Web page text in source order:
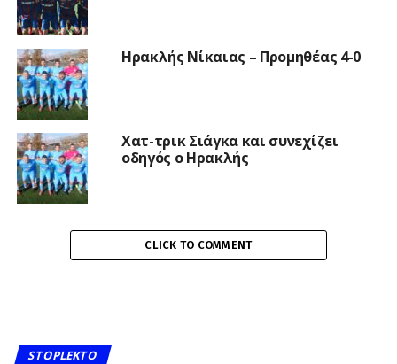
Ηρακλής Νίκαιας – Προμηθέας 4-0
Χατ-τρικ Σιάγκα και συνεχίζει
οδηγός ο Ηρακλής
CLICK TO COMMENT
STOPLEKTO